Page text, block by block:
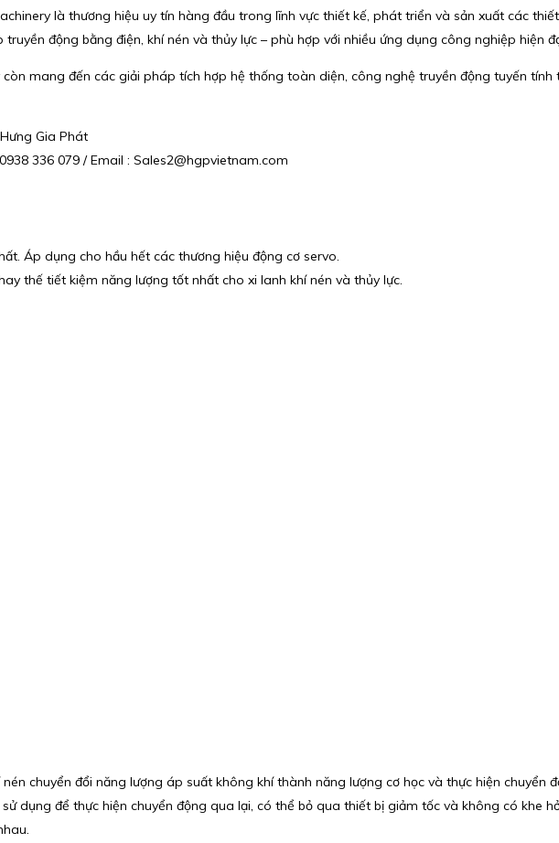
là thương hiệu uy tín hàng đầu trong lĩnh vực thiết kế, phát triển và sản xuất các
động bằng điện, khí nén và thủy lực – phù hợp với nhiều ứng dụng công nghiệp hiện
mang đến các giải pháp tích hợp hệ thống toàn diện, công nghệ truyền động tuyến
Gia Phát
336 079 / Email : Sales2@hgpvietnam.com
Áp dụng cho hầu hết các thương hiệu động cơ servo.
thế tiết kiệm năng lượng tốt nhất cho xi lanh khí nén và thủy lực.
chuyển đổi năng lượng áp suất không khí thành năng lượng cơ học và thực hiện chuyển
dụng để thực hiện chuyển động qua lại, có thể bỏ qua thiết bị giảm tốc và không có khe